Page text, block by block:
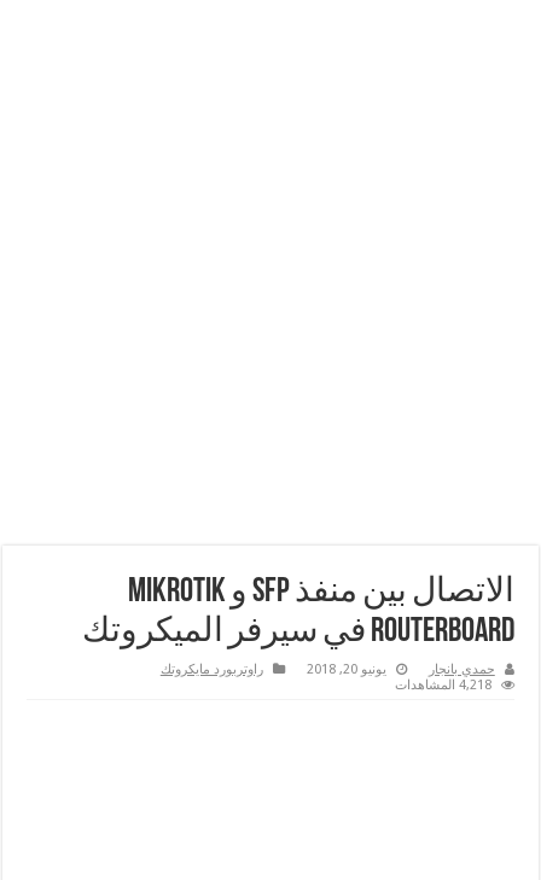
الاتصال بين منفذ SFP و Mikrotik
RouterBoard في سيرفر الميكروتك
حمدي بانجار يونيو 20, 2018
راوتربورد مايكروتك
4,218 المشاهدات